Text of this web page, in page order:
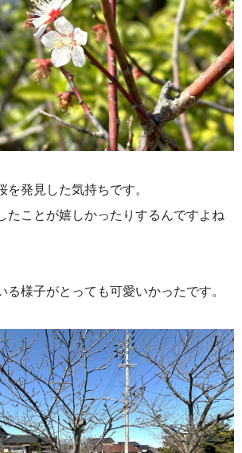
発見した気持ちです。
たことが嬉しかったりするんですよね
る様子がとっても可愛いかったです。